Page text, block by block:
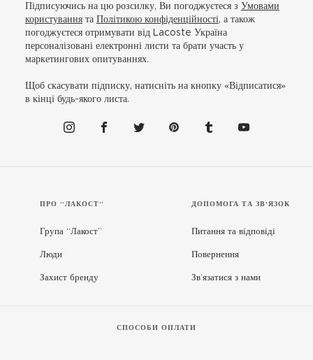
Підписуючись на цю розсилку, Ви погоджуєтеся з Умовами
користуваннята Політикою конфіденційності, а також
погоджуєтеся отримувати від Lacoste Україна
персоналізовані електронні листи та брати участь у
маркетингових опитуваннях.
Щоб скасувати підписку, натисніть на кнопку «Відписатися»
в кінці будь-якого листа.
ПРО “ЛАКОСТ”
Група “Лакост”
Люди
Захист бренду
ДОПОМОГА ТА ЗВ'ЯЗОК
Питання та відповіді
Повернення
Зв’язатися з нами
СПОСОБИ ОПЛАТИ